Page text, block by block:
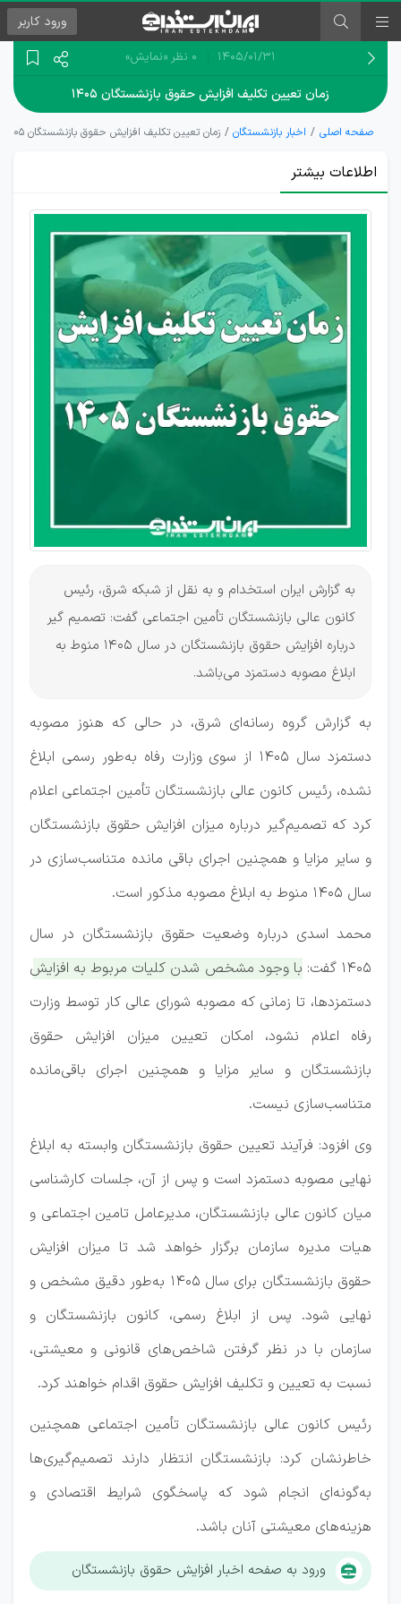
ورود کاربر
۱۴۰۵/۰۱/۳۱ 0 نظر «نمایش»
زمان تعیین تکلیف افزایش حقوق بازنشستگان ۱۴۰۵
صفحه اصلی اخبار بازنشستگان زمان تعیین تکلیف افزایش حقوق بازنشستگان ۱۴۰۵
اطلاعات بیشتر
تصمیم‌گیر
درباره
افزایش
حقوق
بازنشستگان
منوط به
ابلاغ مصوبه
1405
به گزارش ایران استخدام و به نقل از شبکه شرق، رئیس
کانون عالی بازنشستگان تأمین اجتماعی گفت: تصمیم گیر
درباره افزایش حقوق بازنشستگان در سال 1405 منوط به
ابلاغ مصوبه دستمزد می‌باشد.
به گزارش گروه رسانه‌ای شرق، در حالی که هنوز مصوبه
دستمزد سال ۱۴۰۵ از سوی وزارت رفاه به‌طور رسمی ابلاغ
نشده، رئیس کانون عالی بازنشستگان تأمین اجتماعی اعلام
کرد که تصمیم‌گیر درباره میزان افزایش حقوق بازنشستگان
و سایر مزایا و همچنین اجرای باقی مانده متناسب‌سازی در
سال ۱۴۰۵ منوط به ابلاغ مصوبه مذکور است.
محمد اسدی درباره وضعیت حقوق بازنشستگان در سال
۱۴۰۵ گفت:
با وجود مشخص شدن کلیات مربوط به افزایش
دستمزدها، تا زمانی که مصوبه شورای عالی کار توسط وزارت
رفاه اعلام نشود، امکان تعیین میزان افزایش حقوق
بازنشستگان و سایر مزایا و همچنین اجرای باقی‌مانده
متناسب‌سازی نیست.
وی افزود: فرآیند تعیین حقوق بازنشستگان وابسته به ابلاغ
نهایی مصوبه دستمزد است و پس از آن، جلسات کارشناسی
میان کانون عالی بازنشستگان، مدیرعامل تامین اجتماعی و
هیات مدیره سازمان برگزار خواهد شد تا میزان افزایش
حقوق بازنشستگان برای سال ۱۴۰۵ به‌طور دقیق مشخص و
نهایی شود. پس از ابلاغ رسمی، کانون بازنشستگان و
سازمان با در نظر گرفتن شاخص‌های قانونی و معیشتی،
نسبت به تعیین و تکلیف افزایش حقوق اقدام خواهند کرد.
رئیس کانون عالی بازنشستگان تأمین اجتماعی همچنین
خاطرنشان کرد: بازنشستگان انتظار دارند تصمیم‌گیری‌ها
به‌گونه‌ای انجام شود که پاسخگوی شرایط اقتصادی و
هزینه‌های معیشتی آنان باشد.
ورود به صفحه اخبار افزایش حقوق بازنشستگان